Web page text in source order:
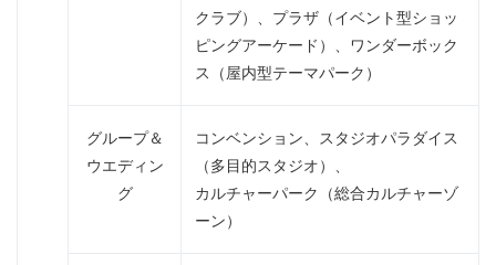
クラブ）、プラザ（イベント型ショッ
ピングアーケード）、ワンダーボック
ス（屋内型テーマパーク）
グループ＆
ウエディン
グ
コンベンション、スタジオパラダイス
（多目的スタジオ）、
カルチャーパーク（総合カルチャーゾ
ーン）